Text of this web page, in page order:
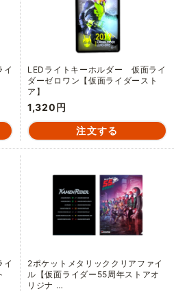
イ
LEDライトキーホルダー 仮面ライ
ダーゼロワン【仮面ライダースト
ア】
1,320円
イ
2ポケットメタリッククリアファイ
ル【仮面ライダー55周年ストアオ
リジナ …